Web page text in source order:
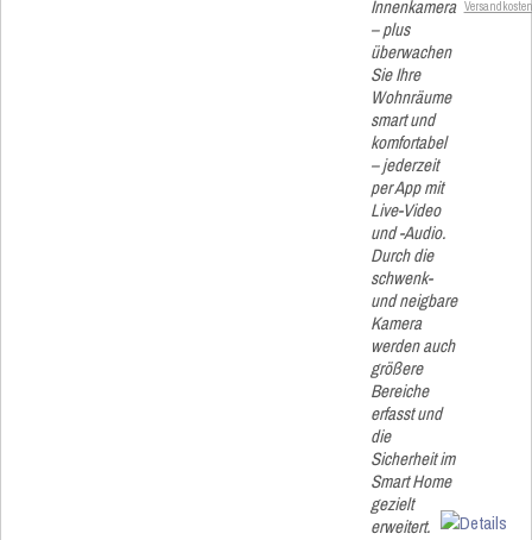
Innenkamera
– plus
überwachen
Sie Ihre
Wohnräume
smart und
komfortabel
– jederzeit
per App mit
Live-Video
und -Audio.
Durch die
schwenk-
und neigbare
Kamera
werden auch
größere
Bereiche
erfasst und
die
Sicherheit im
Smart Home
gezielt
erweitert.
Versandkosten